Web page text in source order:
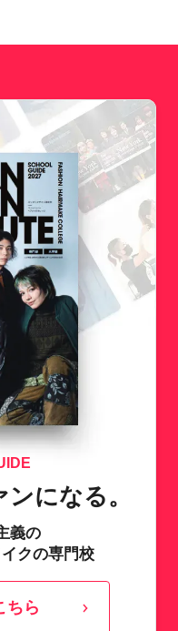
になる。
義の
クの専門校
ちら